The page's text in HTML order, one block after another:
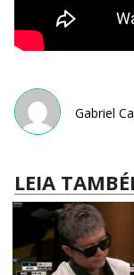
Gabriel
LEIA